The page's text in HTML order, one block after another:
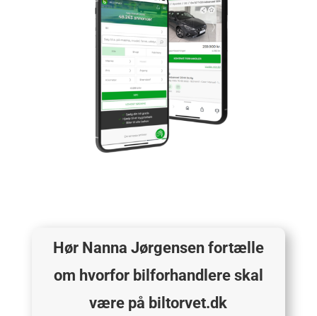
Hør Nanna Jørgensen fortælle
om hvorfor bilforhandlere skal
være på biltorvet.dk